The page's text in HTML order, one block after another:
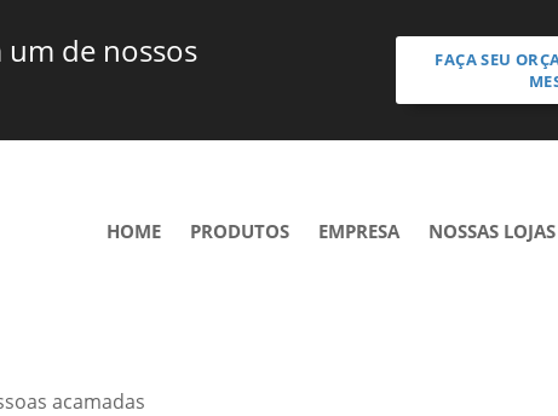
de nossos
FAÇA SEU
HOME PRODUTOS EMPRESA NOSSAS LOJAS
acamadas